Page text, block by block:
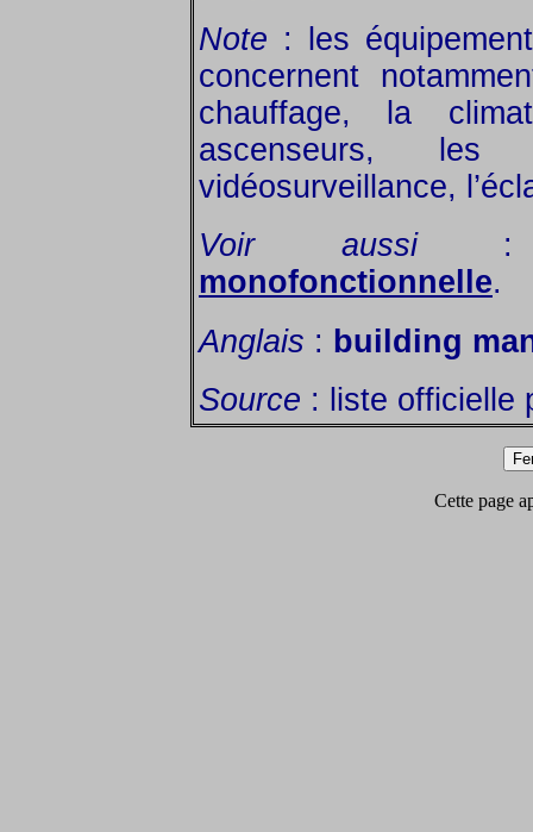
Note : les
concernent
chauffage, la
ascenseurs, les
vidéosurveillance,
Voir aussi
monofonctionnelle.
Anglais : building
Source : liste officielle
Cette page